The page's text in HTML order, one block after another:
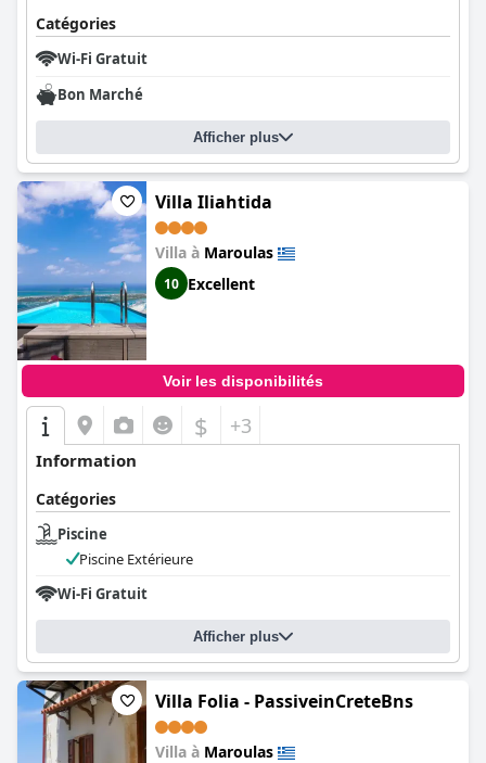
Catégories
Wi-Fi Gratuit
Bon Marché
Afficher plus
Villa Iliahtida
Villa à Maroulas
10 Excellent
Voir les disponibilités
$ +3
Information
Catégories
Piscine
Piscine Extérieure
Wi-Fi Gratuit
Afficher plus
Villa Folia - PassiveinCreteBns
Villa à Maroulas